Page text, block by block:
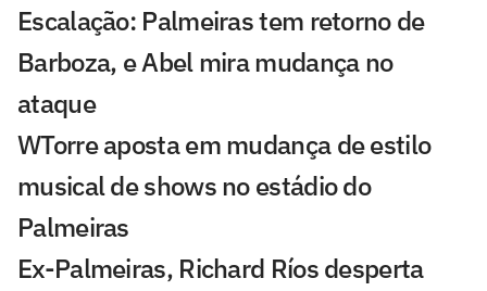
Escalação: Palmeiras tem retorno de
Barboza, e Abel mira mudança no
ataque
WTorre aposta em mudança de estilo
musical de shows no estádio do
Palmeiras
Ex-Palmeiras, Richard Ríos desperta